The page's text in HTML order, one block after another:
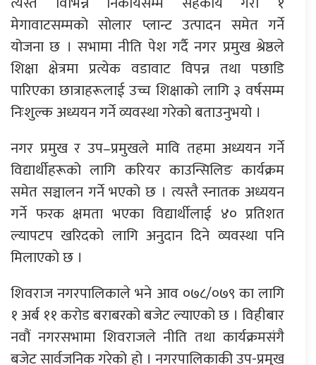
मेगावाटसम्मको सोलार प्लान्ट उत्पादन समेत गर्ने
योजना छ । सभामा नीति पेश गर्दै नगर प्रमुख श्रेष्ठले
शिक्षा क्षेत्रमा प्रत्येक वडावाट विपन्न तथा पछाडि
पारिएका छात्राहरूलाई उच्च शिक्षाको लागि ३ वर्षसम्म
निःशुल्क अध्ययन गर्ने व्यवस्था गरेको बताउनुभयो ।
नगर प्रमुख र उप–प्रमुखले मावि तहमा अध्ययन गर्ने
विद्यार्थीहरूको लागि करियर काउन्सिलिङ कार्यक्रम
समेत सञ्चालन गर्ने भएको छ । त्यस्तै स्नातक अध्ययन
गर्ने फरक क्षमता भएका विद्यार्थीलाई ४० प्रतिशत
ल्यापटप खरिदको लागि अनुदान दिने व्यवस्था पनि
मिलाएको छ ।
शिवराज नगरपालिकाले भने आव ०७८/०७९ का लागि
१ अर्ब ११ करोड बराबरको बजेट ल्याएको छ । विहीबार
नवौं नगरसभामा शिवराजले नीति तथा कार्यक्रमसंगै
बजेट सार्वजनिक गरेको हो । नगरपालिकाकी उप-प्रमुख